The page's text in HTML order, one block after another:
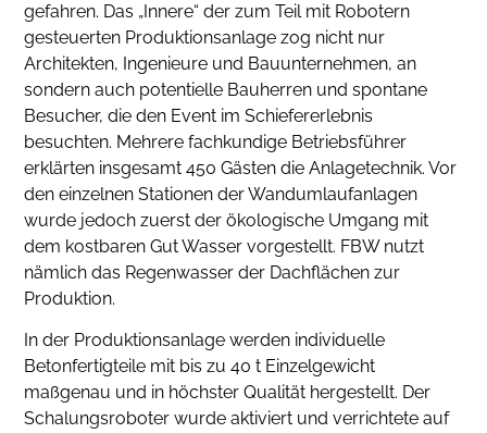
gefahren. Das „Innere“ der zum Teil mit Robotern
gesteuerten Produktionsanlage zog nicht nur
Architekten, Ingenieure und Bauunternehmen, an
sondern auch potentielle Bauherren und spontane
Besucher, die den Event im Schiefererlebnis
besuchten. Mehrere fachkundige Betriebsführer
erklärten insgesamt 450 Gästen die Anlagetechnik. Vor
den einzelnen Stationen der Wandumlaufanlagen
wurde jedoch zuerst der ökologische Umgang mit
dem kostbaren Gut Wasser vorgestellt. FBW nutzt
nämlich das Regenwasser der Dachflächen zur
Produktion.
In der Produktionsanlage werden individuelle
Betonfertigteile mit bis zu 40 t Einzelgewicht
maßgenau und in höchster Qualität hergestellt. Der
Schalungsroboter wurde aktiviert und verrichtete auf